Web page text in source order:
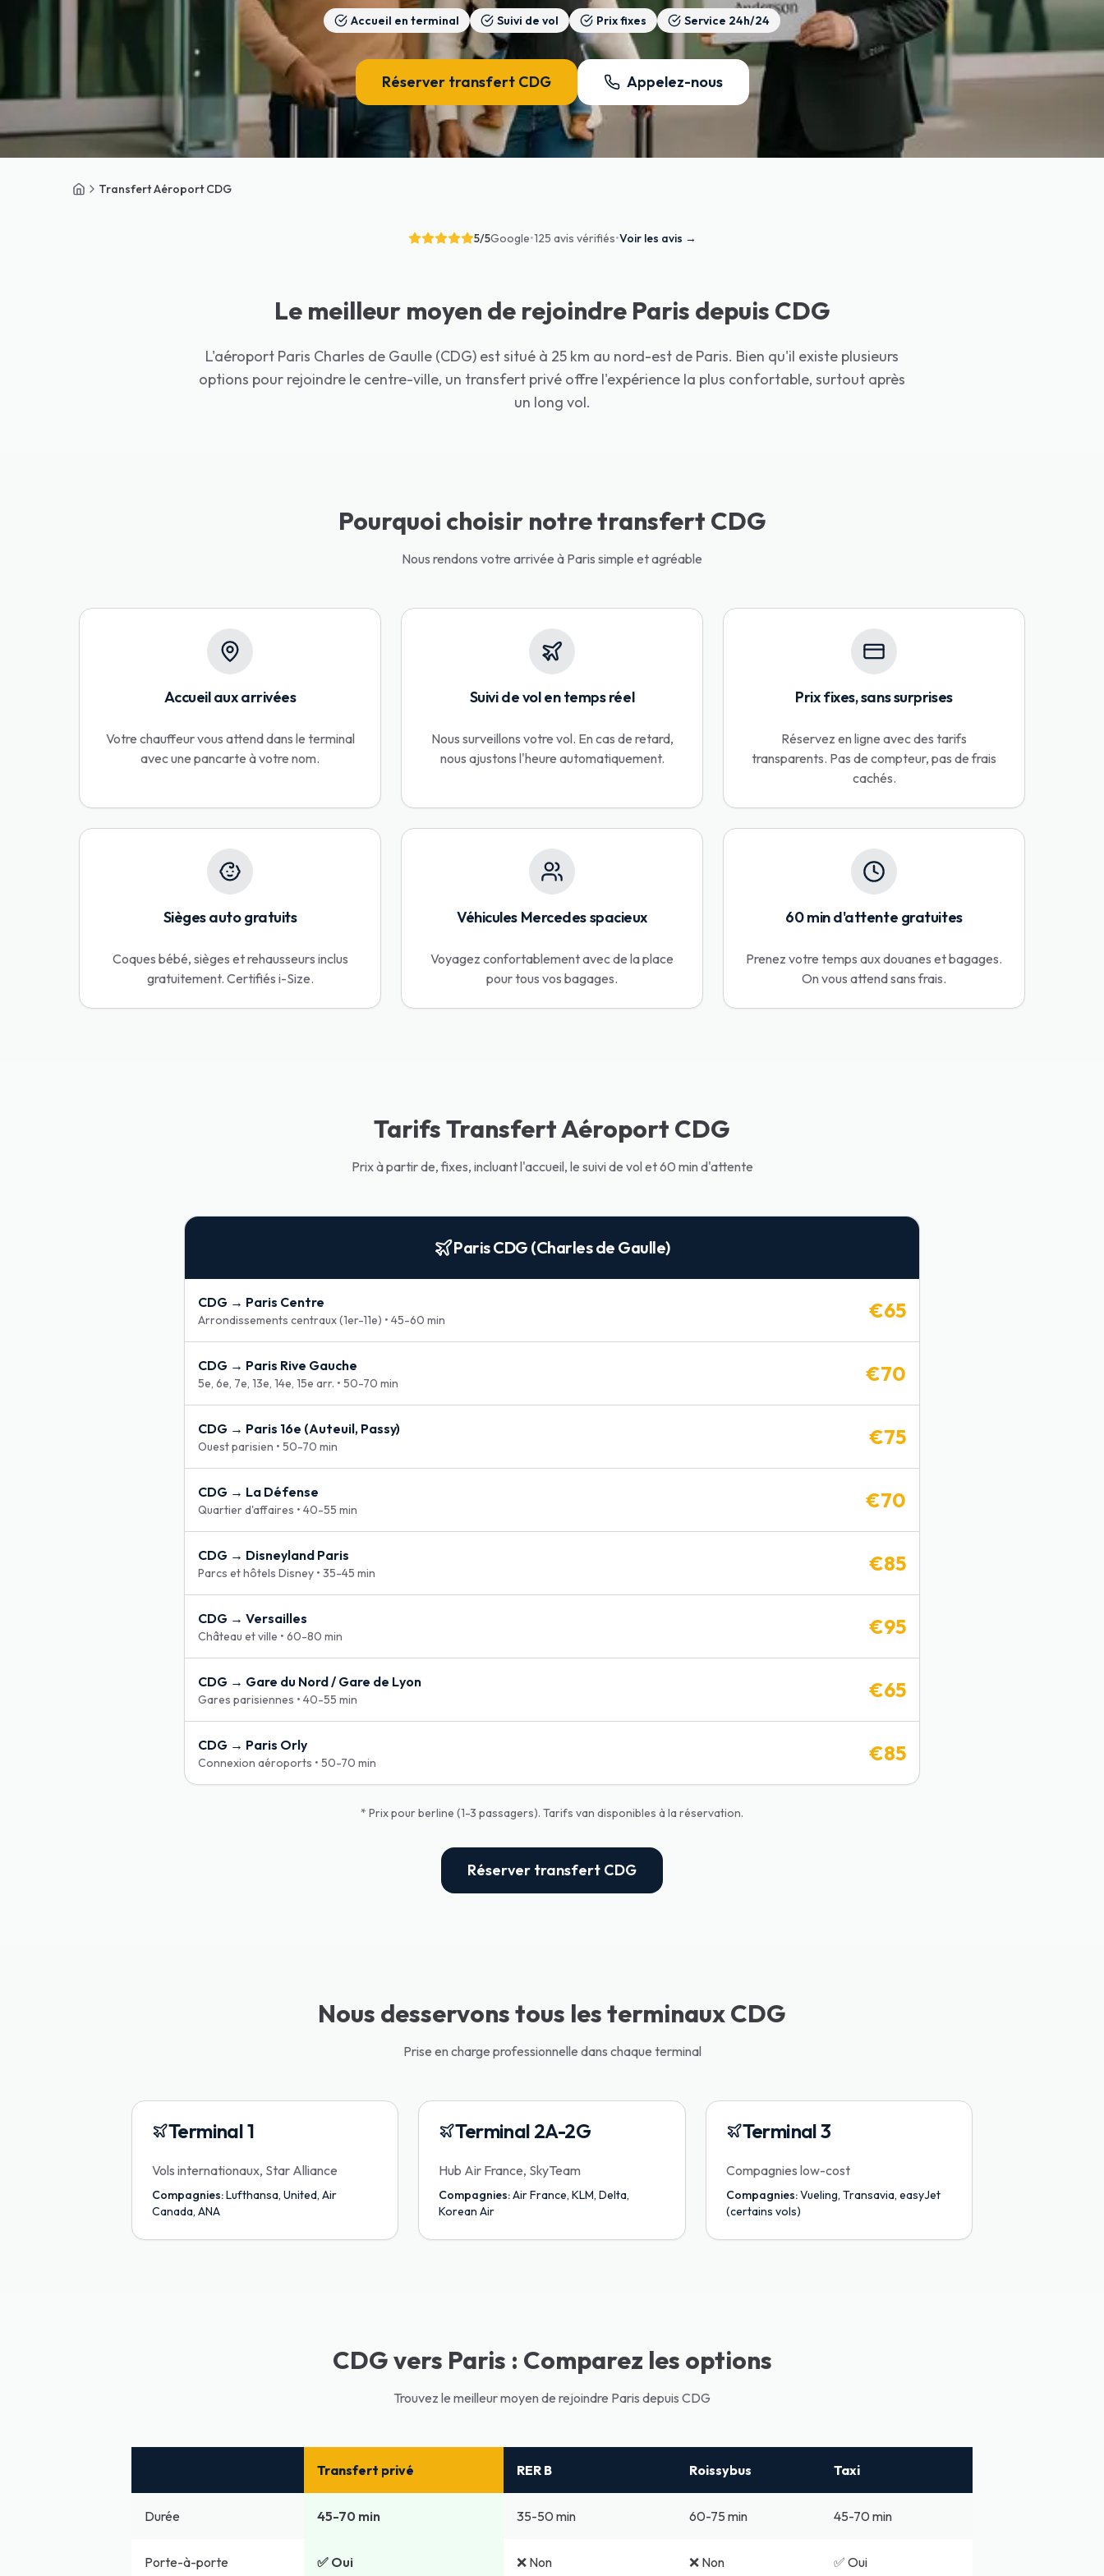
Accueil en terminal Suivi de vol Prix fixes Service 24h/24
Réserver transfert CDG Appelez-nous
AccueilTransfert Aéroport CDG
5/5Google•125 avis vérifiés•Voir les avis →
Le meilleur moyen de rejoindre Paris depuis CDG
L'aéroport Paris Charles de Gaulle (CDG) est situé à 25 km au nord-est de Paris. Bien qu'il existe plusieurs
options pour rejoindre le centre-ville, un transfert privé offre l'expérience la plus confortable, surtout après
un long vol.
Pourquoi choisir notre transfert CDG
Nous rendons votre arrivée à Paris simple et agréable
Accueil aux arrivées
Votre chauffeur vous attend dans le terminal
avec une pancarte à votre nom.
Suivi de vol en temps réel
Nous surveillons votre vol. En cas de retard,
nous ajustons l'heure automatiquement.
Prix fixes, sans surprises
Réservez en ligne avec des tarifs
transparents. Pas de compteur, pas de frais
cachés.
Sièges auto gratuits
Coques bébé, sièges et rehausseurs inclus
gratuitement. Certifiés i-Size.
Véhicules Mercedes spacieux
Voyagez confortablement avec de la place
pour tous vos bagages.
60 min d'attente gratuites
Prenez votre temps aux douanes et bagages.
On vous attend sans frais.
Tarifs Transfert Aéroport CDG
Prix à partir de, fixes, incluant l'accueil, le suivi de vol et 60 min d'attente
Paris CDG (Charles de Gaulle)
CDG → Paris Centre
Arrondissements centraux (1er-11e) • 45-60 min €65
CDG → Paris Rive Gauche
5e, 6e, 7e, 13e, 14e, 15e arr. • 50-70 min €70
CDG → Paris 16e (Auteuil, Passy)
Ouest parisien • 50-70 min €75
CDG → La Défense
Quartier d'affaires • 40-55 min €70
CDG → Disneyland Paris
Parcs et hôtels Disney • 35-45 min €85
CDG → Versailles
Château et ville • 60-80 min €95
CDG → Gare du Nord / Gare de Lyon
Gares parisiennes • 40-55 min €65
CDG → Paris Orly
Connexion aéroports • 50-70 min €85
* Prix pour berline (1-3 passagers). Tarifs van disponibles à la réservation.
Réserver transfert CDG
Nous desservons tous les terminaux CDG
Prise en charge professionnelle dans chaque terminal
Terminal 1
Vols internationaux, Star Alliance
Compagnies:Lufthansa, United, Air
Canada, ANA
Terminal 2A-2G
Hub Air France, SkyTeam
Compagnies:Air France, KLM, Delta,
Korean Air
Terminal 3
Compagnies low-cost
Compagnies:Vueling, Transavia, easyJet
(certains vols)
CDG vers Paris : Comparez les options
Trouvez le meilleur moyen de rejoindre Paris depuis CDG
Transfert privé RER B Roissybus Taxi
Durée 45-70 min 35-50 min 60-75 min 45-70 min
Porte-à-porte ✅ Oui ❌ Non ❌ Non ✅ Oui